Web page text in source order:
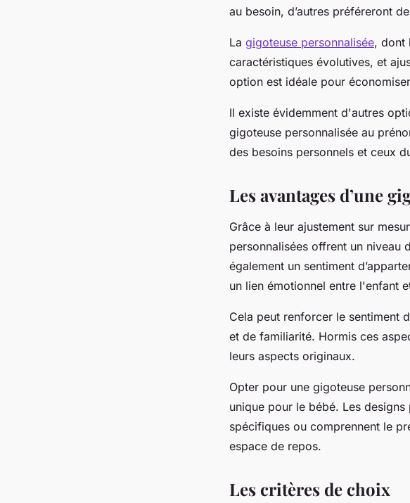
au besoin, d’autres préféreront
La gigoteuse personnalisée, dont
caractéristiques évolutives, et
option est idéale pour
Il existe évidemment d'autres
gigoteuse personnalisée au
des besoins personnels et ceux
Les avantages d’une
Grâce à leur ajustement sur
personnalisées offrent un
également un sentiment
un lien émotionnel entre l'enfant
Cela peut renforcer le sentiment
et de familiarité. Hormis ces
leurs aspects originaux.
Opter pour une gigoteuse
unique pour le bébé. Les
spécifiques ou comprennent le
espace de repos.
Les critères de choix